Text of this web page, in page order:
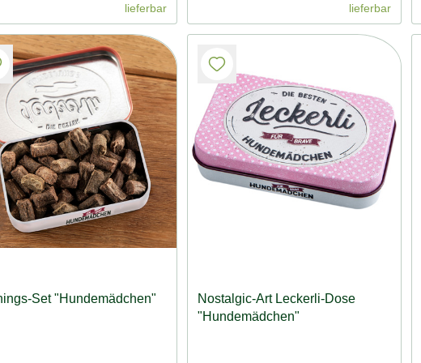
lieferbar lieferbar
Set "Hundemädchen"
Nostalgic-Art Leckerli-Dose
"Hundemädchen"